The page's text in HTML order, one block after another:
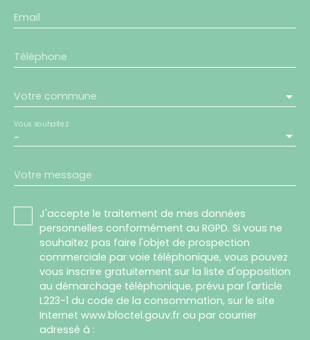
Email
Téléphone
Votre commune
-
Vous souhaitez
Votre message
J'accepte le traitement de mes données
personnelles conformément au RGPD. Si vous ne
souhaitez pas faire l'objet de prospection
commerciale par voie téléphonique, vous pouvez
vous inscrire gratuitement sur la liste d'opposition
au démarchage téléphonique, prévu par l'article
L223-1 du code de la consommation, sur le site
Internet www.bloctel.gouv.fr ou par courrier
adressé à :